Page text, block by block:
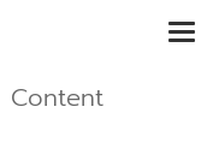
Content